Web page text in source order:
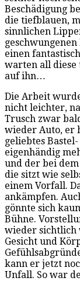
Beschädigung
die tiefblauen,
sinnlichen
einen
warten all diese
auf ihn…
Die Arbeit
nicht leichter,
Trusch zwar
wieder Auto, er
geliebtes
eigenhändig
und der bei
die sitzt wie
einem Vorfall.
ankämpfen.
gönnte sich
Bühne.
wieder sichtlich
Gesicht und
kann er jetzt
Unfall. So war